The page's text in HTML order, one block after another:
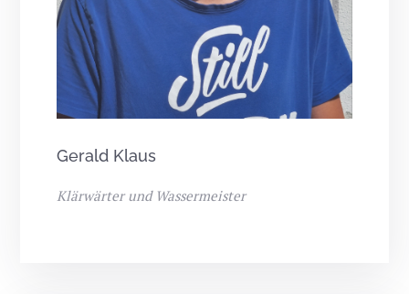
Gerald Klaus
Klärwärter und Wassermeister